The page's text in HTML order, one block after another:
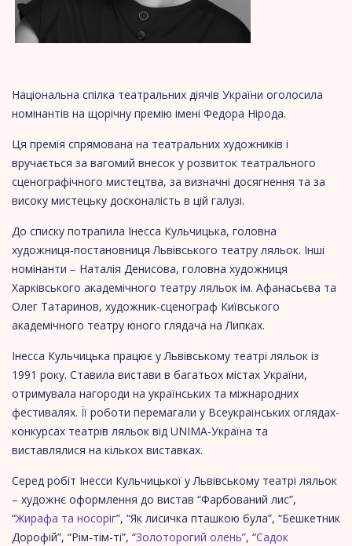
Національна спілка театральних діячів України оголосила
номінантів на щорічну премію імені Федора Нірода.
Ця премія спрямована на театральних художників і
вручається за вагомий внесок у розвиток театрального
сценографічного мистецтва, за визначні досягнення та за
високу мистецьку досконалість в цій галузі.
До списку потрапила Інесса Кульчицька, головна
художниця-постановниця Львівського театру ляльок. Інші
номінанти – Наталія Денисова, головна художниця
Харківського академічного театру ляльок ім. Афанасьєва та
Олег Татаринов, художник-сценограф Київського
академічного театру юного глядача на Липках.
Інесса Кульчицька працює у Львівському театрі ляльок із
1991 року. Ставила вистави в багатьох містах України,
отримувала нагороди на українських та міжнародних
фестивалях. Її роботи перемагали у Всеукраїнських оглядах-
конкурсах театрів ляльок від UNIMA-Україна та
виставлялися на кількох виставках.
Серед робіт Інесси Кульчицької у Львівському театрі ляльок
– художнє оформлення до вистав “Фарбований лис”,
“Жирафа та носоріг”, “Як лисичка пташкою була”, “Бешкетник
Дорофій”, “Рім-тім-ті”, “Золоторогий олень”, “Садок